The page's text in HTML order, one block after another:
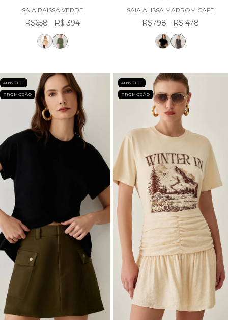
SAIA RAISSA VERDE
R$658 R$ 394
SAIA ALISSA MARROM CAFE
R$798 R$ 478
40% OFF
PROMOÇÃO
40% OFF
PROMOÇÃO